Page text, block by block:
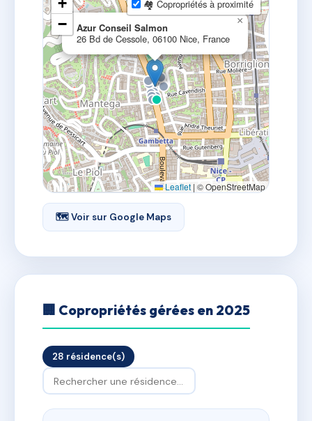
Azur Conseil Salmon
26 Bd de Cessole, 06100 Nice, France
×
−
🏘 Copropriétés à proximité
Leaflet | © OpenStreetMap
🗺 Voir sur Google Maps
🏢 Copropriétés gérées en 2025
28 résidence(s)